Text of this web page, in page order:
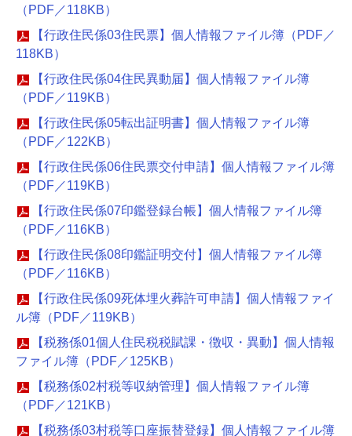
（PDF／118KB）
【行政住民係03住民票】個人情報ファイル簿（PDF／
118KB）
【行政住民係04住民異動届】個人情報ファイル簿
（PDF／119KB）
【行政住民係05転出証明書】個人情報ファイル簿
（PDF／122KB）
【行政住民係06住民票交付申請】個人情報ファイル簿
（PDF／119KB）
【行政住民係07印鑑登録台帳】個人情報ファイル簿
（PDF／116KB）
【行政住民係08印鑑証明交付】個人情報ファイル簿
（PDF／116KB）
【行政住民係09死体埋火葬許可申請】個人情報ファイ
ル簿（PDF／119KB）
【税務係01個人住民税税賦課・徴収・異動】個人情報
ファイル簿（PDF／125KB）
【税務係02村税等収納管理】個人情報ファイル簿
（PDF／121KB）
【税務係03村税等口座振替登録】個人情報ファイル簿